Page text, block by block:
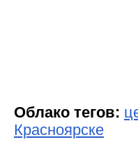
Облако тегов:
Красноярске